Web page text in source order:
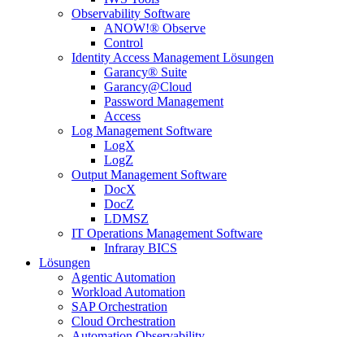
Observability Software
ANOW!® Observe
Control
Identity Access Management Lösungen
Garancy® Suite
Garancy@Cloud
Password Management
Access
Log Management Software
LogX
LogZ
Output Management Software
DocX
DocZ
LDMSZ
IT Operations Management Software
Infraray BICS
Lösungen
Agentic Automation
Workload Automation
SAP Orchestration
Cloud Orchestration